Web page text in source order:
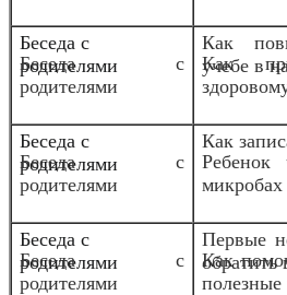
Беседа с
родителями
Как
учебе в
Беседа с
родителями
Как
Беседа с
родителями
Первые
обратить
Беседа с
родителями
Как
Беседа с
родителями
Ребенок
Беседа с
родителями
Как